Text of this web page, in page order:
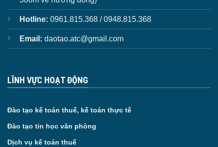
Hotline: 0961.815.368 / 0948.815.368
Email: daotao.atc@gmail.com
LĨNH VỰC HOẠT ĐỘNG
Đào tạo kế toán thuế, kế toán thực tế
Đào tạo tin học văn phòng
Dịch vụ kế toán thuế